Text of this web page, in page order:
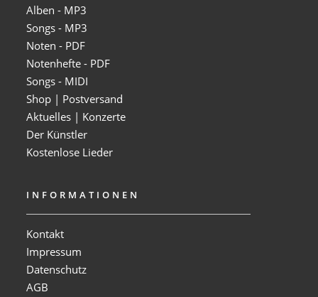
Alben - MP3
Songs - MP3
Noten - PDF
Notenhefte - PDF
Songs - MIDI
Shop | Postversand
Aktuelles | Konzerte
Der Künstler
Kostenlose Lieder
INFORMATIONEN
Kontakt
Impressum
Datenschutz
AGB